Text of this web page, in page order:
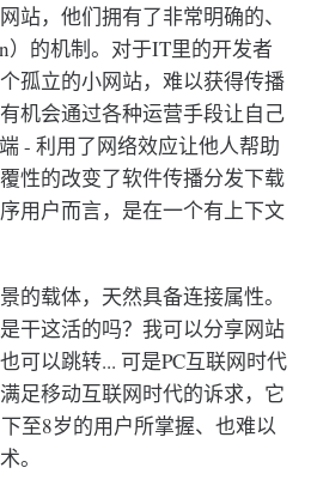
站，他们拥有了非常明确的、
）的机制。对于IT里的开发者
孤立的小网站，难以获得传播
机会通过各种运营手段让自己
- 利用了网络效应让他人帮助
性的改变了软件传播分发下载
用户而言，是在一个有上下文
的载体，天然具备连接属性。
干这活的吗？我可以分享网站
可以跳转... 可是PC互联网时代
足移动互联网时代的诉求，它
至8岁的用户所掌握、也难以
。